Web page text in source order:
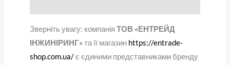
Зверніть увагу: компанія ТОВ «ЕНТРЕЙД
ІНЖИНІРИНГ» та її магазин https://entrade-
shop.com.ua/є єдиними представниками бренду